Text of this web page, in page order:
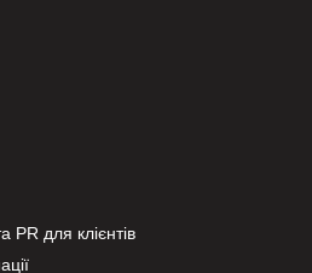
PR для клієнтів